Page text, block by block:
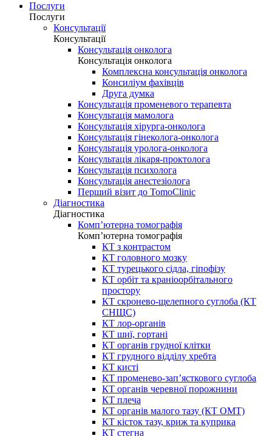
Послуги
Послуги
Консультації
Консультації
Консультація онколога
Консультація онколога
Комплексна консультація онколога
Консиліум фахівців
Друга думка
Консультація променевого терапевта
Консультація мамолога
Консультація хірурга-онколога
Консультація гінеколога-онколога
Консультація уролога-онколога
Консультація лікаря-проктолога
Консультація психолога
Консультація анестезіолога
Перший візит до TomoClinic
Діагностика
Діагностика
Комп’ютерна томографія
Комп’ютерна томографія
КТ з контрастом
КТ головного мозку
КТ турецького сідла, гіпофізу
КТ орбіт та краніоорбітального
простору
КТ скронево-щелепного суглоба (КТ
СНЩС)
КТ лор-органів
КТ шиї, гортані
КТ органів грудної клітки
КТ грудного відділу хребта
КТ кисті
КТ променево-зап’ясткового суглоба
КТ органів черевної порожнини
КТ плеча
КТ органів малого тазу (КТ ОМТ)
КТ кісток тазу, криж та куприка
КТ стегна